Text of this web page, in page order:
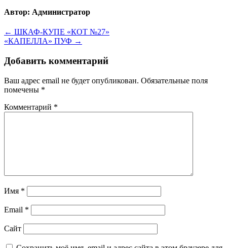
Автор: Администратор
Навигация
по
записям
← ШКАФ-КУПЕ «КОТ №27»
«КАПЕЛЛА» ПУФ →
Добавить комментарий
Ваш адрес email не будет опубликован. Обязательные поля
помечены *
Комментарий *
Имя *
Email *
Сайт